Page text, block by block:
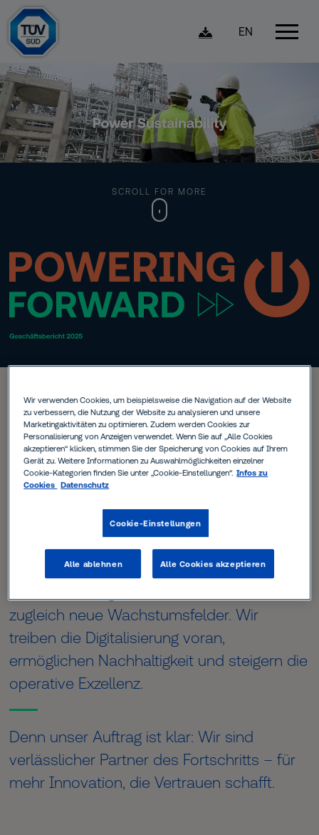
EN
SCROLL FOR MORE
Powering▷▷ Forward:TÜV SÜD gestaltet
die Zukunft – gestützt auf 160 Jahre
technischer Exzellenz und einer klaren
Mit unserer Strategie POWER 2030 stärken
zugleich neue Wachstumsfelder. Wir
treiben die Digitalisierung voran,
ermöglichen Nachhaltigkeit und steigern die
operative Exzellenz.
Denn unser Auftrag ist klar: Wir sind
verlässlicher Partner des Fortschritts – für
mehr Innovation, die Vertrauen schafft.
Wir verwenden Cookies, um beispielsweise die Navigation auf der Website
zu verbessern, die Nutzung der Website zu analysieren und unsere
Marketingaktivitäten zu optimieren. Zudem werden Cookies zur
Personalisierung von Anzeigen verwendet. Wenn Sie auf „Alle Cookies
akzeptieren“ klicken, stimmen Sie der Speicherung von Cookies auf Ihrem
Gerät zu. Weitere Informationen zu Auswahlmöglichkeiten einzelner
Cookie-Kategorien finden Sie unter „Cookie-Einstellungen“. Infos zu
Cookies
Datenschutz
Cookie-Einstellungen
Alle ablehnen Alle Cookies akzeptieren